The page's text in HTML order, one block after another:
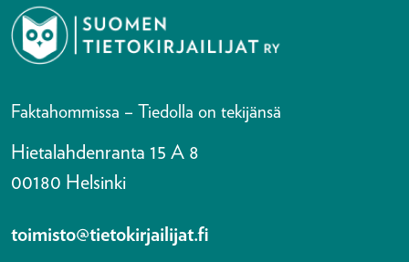
Faktahommissa – Tiedolla on tekijänsä
Hietalahdenranta 15 A 8
00180 Helsinki
toimisto@tietokirjailijat.fi